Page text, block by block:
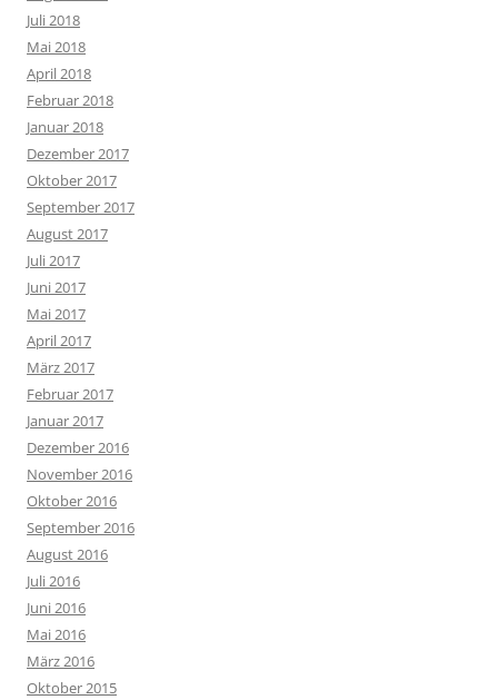
Juli 2018
Mai 2018
April 2018
Februar 2018
Januar 2018
Dezember 2017
Oktober 2017
September 2017
August 2017
Juli 2017
Juni 2017
Mai 2017
April 2017
März 2017
Februar 2017
Januar 2017
Dezember 2016
November 2016
Oktober 2016
September 2016
August 2016
Juli 2016
Juni 2016
Mai 2016
März 2016
Oktober 2015